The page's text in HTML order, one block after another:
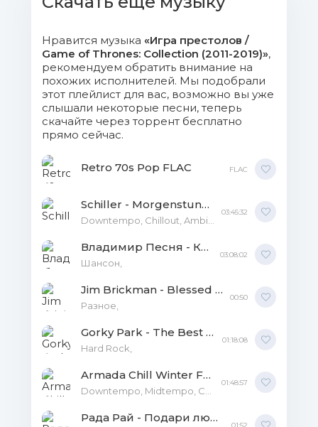
Mb)
21 - Game Of Thrones.flac (8.14 Mb)
22 - Kill Them All.flac (13.79 Mb)
24 - Victory Does Not Make Us
25 - When The Sun Rises In The
West.flac (13.93 Mb)
27 - The Night's Watch.flac (7.51 Mb)
28 - Fire And Blood.flac (21.99 Mb)
29 - Finale.flac (14.71 Mb)
Нравится музыка «Игра престолов /
Game of Thrones: Collection (2011-2019)»,
рекомендуем обратить внимание на
похожих исполнителей. Мы подобрали
этот плейлист для вас, возможно вы уже
слышали некоторые песни, теперь
скачайте через торрент бесплатно
прямо сейчас.
Retro 70s Pop FLAC FLAC
Schiller - Morgenstund [24-bit Hi-Res] FLAC
03:45:32
Владимир Песня - Коллекция FLAC
Шансон,
03:08:02
Jim Brickman - Blessed FLAC
Разное,
00:50
Gorky Park - The Best FLAC
Hard Rock,
01:18:08
Armada Chill Winter FLAC FLAC
01:48:57
Рада Рай - Подари любовь FLAC
01:52